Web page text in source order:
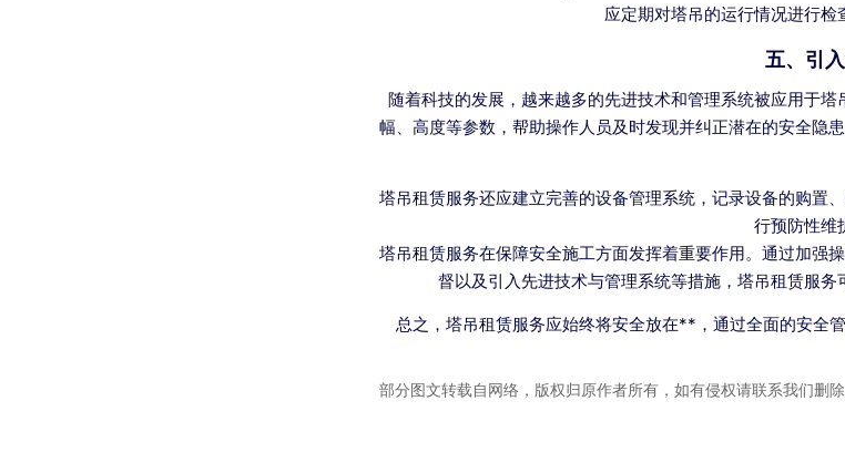
应定期对塔吊的运行情况进行检
五、引
随着科技的发展，越来越多的先进技术和管理系统被应用于
幅、高度等参数，帮助操作人员及时发现并纠正潜在的安全隐
塔吊租赁服务还应建立完善的设备管理系统，记录设备的购置
行预防性维
塔吊租赁服务在保障安全施工方面发挥着重要作用。通过加强
督以及引入先进技术与管理系统等措施，塔吊租赁服
总之，塔吊租赁服务应始终将安全放在**，通过全面的安全
部分图文转载自网络，版权归原作者所有，如有侵权请联系我们删